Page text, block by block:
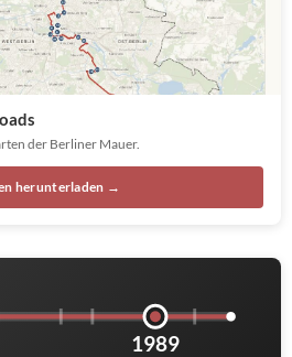
der Berliner Mauer.
herunterladen →
1989